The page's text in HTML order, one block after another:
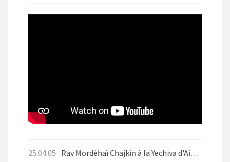
25.04.05 Rav Mordéhaï Chajkin à la Yechiva d'Aix-les-Bains en avril 2025 avant Pessah